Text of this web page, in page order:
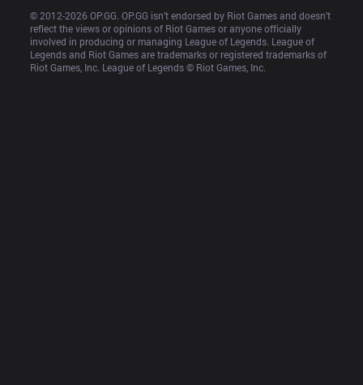
© 2012-2026 OP.GG. OP.GG isn’t endorsed by Riot Games and doesn’t
reflect the views or opinions of Riot Games or anyone officially
involved in producing or managing League of Legends. League of
Legends and Riot Games are trademarks or registered trademarks of
Riot Games, Inc. League of Legends © Riot Games, Inc.